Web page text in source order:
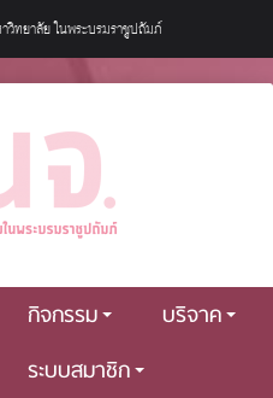
กิจกรรม
บริจาค
ระบบสมาชิก
ทยาลัย ในพระบรมราชูปถัมภ์